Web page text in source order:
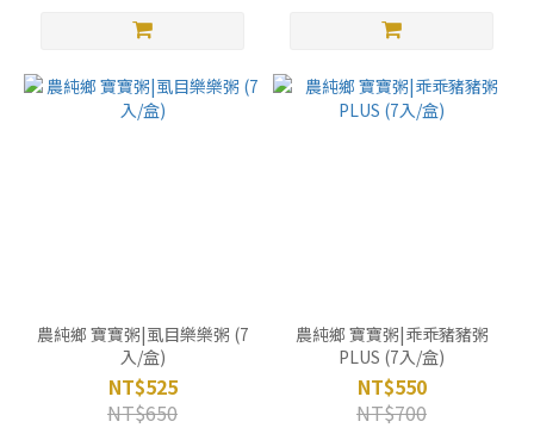
農純鄉 寶寶粥|虱目樂樂粥 (7
入/盒)
NT$525
NT$650
農純鄉 寶寶粥|乖乖豬豬粥
PLUS (7入/盒)
NT$550
NT$700